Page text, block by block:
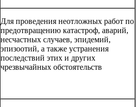
Для проведения неотложных работ по
предотвращению катастроф, аварий,
несчастных случаев, эпидемий,
эпизоотий, а также устранения
последствий этих и других
чрезвычайных обстоятельств